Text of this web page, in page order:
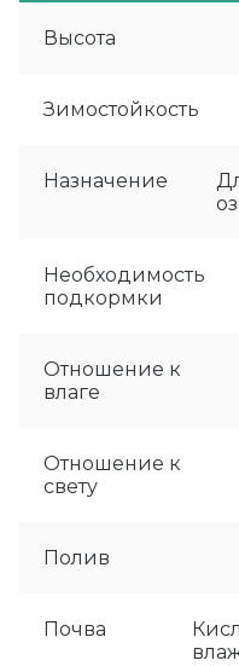
Высота
Зимостойкость
Назначение
Необходимость
подкормки
Отношение к
влаге
Отношение к
свету
Полив
Почва